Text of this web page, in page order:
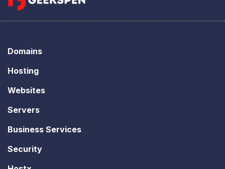
Domains
Hosting
Websites
Servers
Business Services
Security